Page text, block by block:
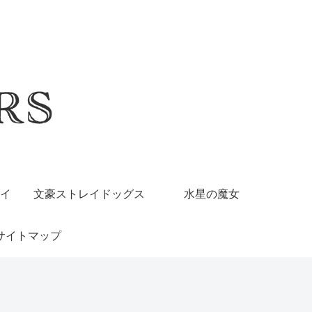
文豪ストレイドッグス 水星の魔女
イトマップ